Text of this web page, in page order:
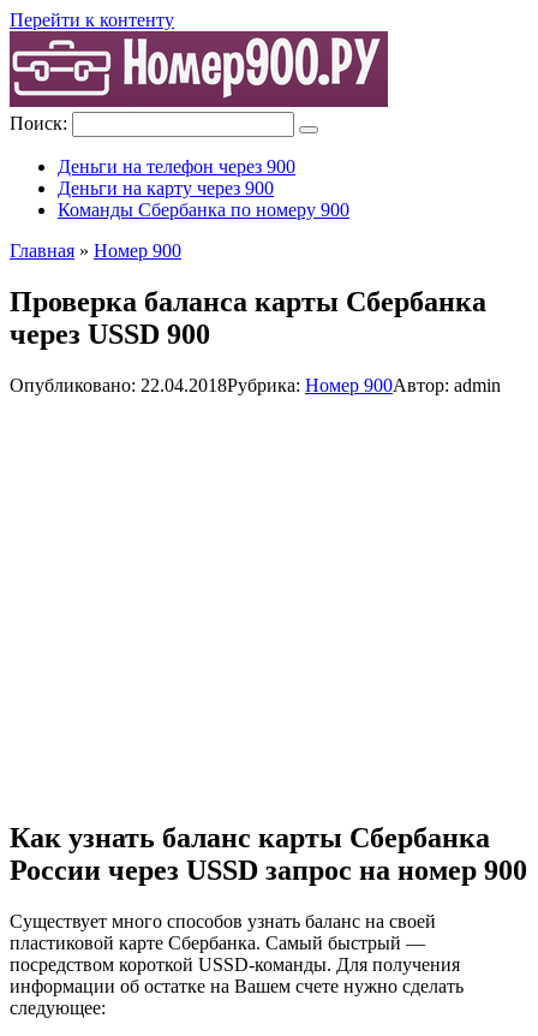
Перейти к контенту
Поиск:
Деньги на телефон через 900
Деньги на карту через 900
Команды Сбербанка по номеру 900
Главная » Номер 900
Проверка баланса карты Сбербанка
через USSD 900
Опубликовано: 22.04.2018Рубрика: Номер 900Автор: admin
Как узнать баланс карты Сбербанка
России через USSD запрос на номер 900
Существует много способов узнать баланс на своей
пластиковой карте Сбербанка. Самый быстрый —
посредством короткой USSD-команды. Для получения
информации об остатке на Вашем счете нужно сделать
следующее: